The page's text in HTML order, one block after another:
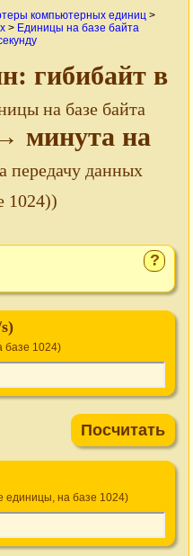
компьютерных единиц >
> Единицы на базе байта
гибибайт в
на базе байта
минута на
передачу данных
1024))
?
базе 1024)
единицы, на базе 1024)